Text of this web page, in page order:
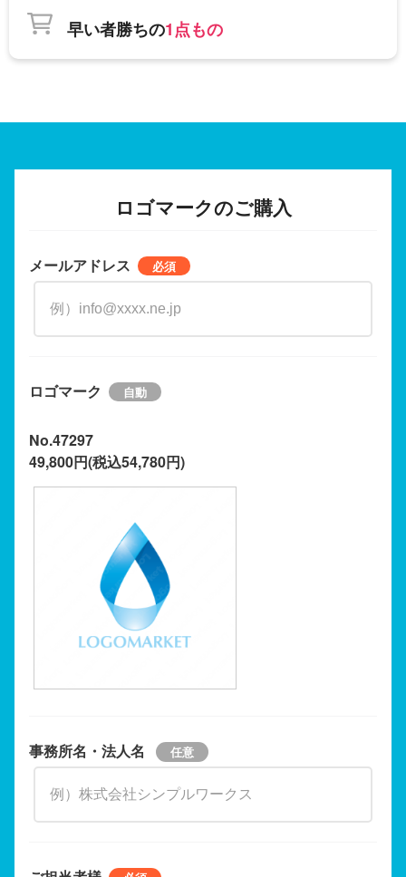
早い者勝ちの1点もの
ロゴマークのご購入
メールアドレス
ロゴマーク
No.47297
49,800円(税込54,780円)
事務所名・法人名